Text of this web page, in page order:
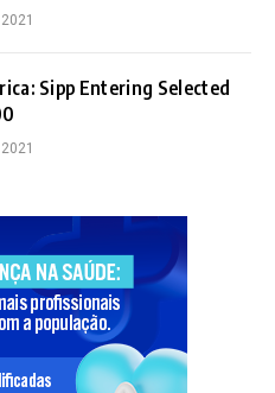
Sipp Entering Selected